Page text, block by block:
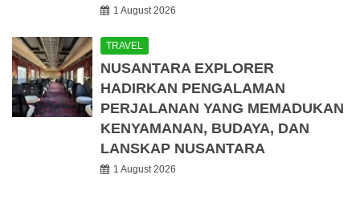
1 August 2026
TRAVEL
NUSANTARA EXPLORER
HADIRKAN PENGALAMAN
PERJALANAN YANG MEMADUKAN
KENYAMANAN, BUDAYA, DAN
LANSKAP NUSANTARA
1 August 2026